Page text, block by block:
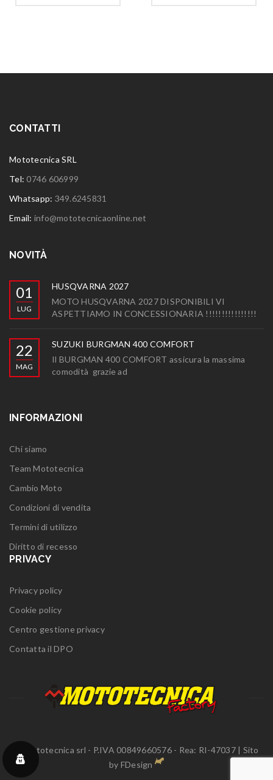
CONTATTI
Mototecnica SRL
Tel:0746 606999
Whatsapp: 349.6245831
Email: info@mototecnicaonline.net
NOVITÀ
01
LUG
HUSQVARNA 2027
MOTO HUSQVARNA 2027 DISPONIBILI VI
ASPETTIAMO IN CONCESSIONARIA !!!!!!!!!!!!!!!!
22
MAG
SUZUKI BURGMAN 400 COMFORT
Il BURGMAN 400 COMFORT assicura la massima
comodità grazie ad
INFORMAZIONI
Chi siamo
Team Mototecnica
Cambio Moto
Condizioni di vendita
Termini di utilizzo
Diritto di recesso
PRIVACY
Privacy policy
Cookie policy
Centro gestione privacy
Contatta il DPO
© Mototecnica srl - P.IVA 00849660576 - Rea: RI-47037 | Sito
by FDesign